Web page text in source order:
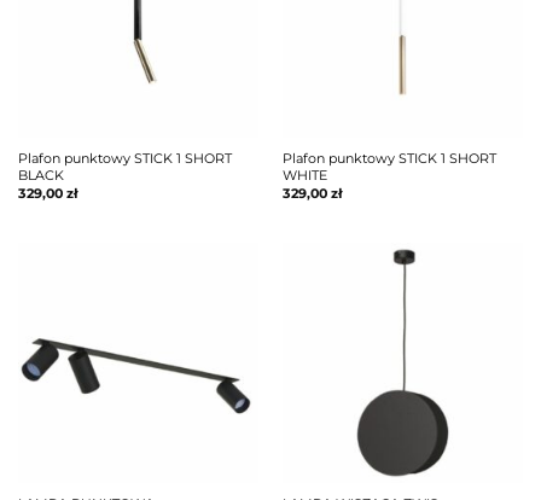
Plafon punktowy STICK 1 SHORT
BLACK
329,00 zł
Plafon punktowy STICK 1 SHORT
WHITE
329,00 zł